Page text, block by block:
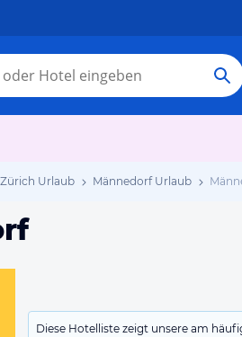
Urlaub Männedorf Urlaub
Diese Hotelliste zeigt unsere am